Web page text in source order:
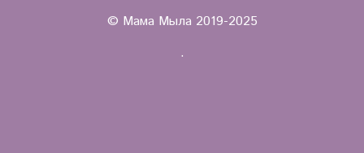
© Мама Мыла 2019-2025
.